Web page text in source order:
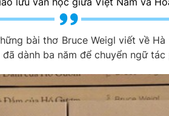
bài thơ Bruce Weigl viết về
dành ba năm để chuyển ngữ